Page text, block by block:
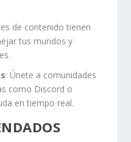
de contenido tienen
tus mundos y
: Únete a comunidades
como Discord o
en tiempo real.